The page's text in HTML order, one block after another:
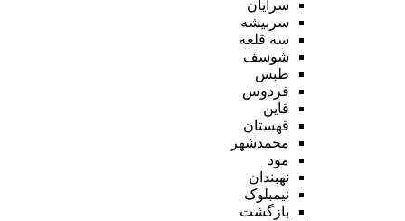
سرایان
سربیشه
سه قلعه
شوسف
طبس
فردوس
قاین
قهستان
محمدشهر
مود
نهبندان
نیمبلوک
بازگشت